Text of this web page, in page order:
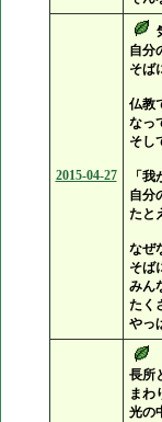
2015-04-27
自分
そば
仏教
なっ
そし
「
自分
たと
なぜ
そば
みん
たく
やっ
長所
まわ
光の